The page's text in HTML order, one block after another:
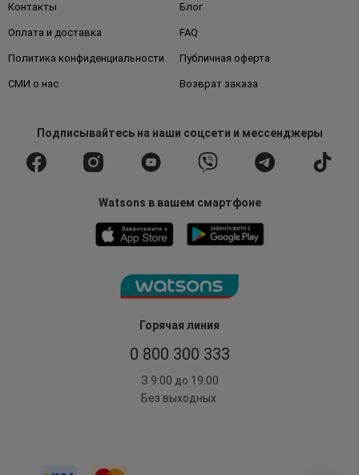
Горячая линия
0 800 300 333
З 9:00 до 19:00
Без выходных
Контакты Блог
Оплата и доставка FAQ
Политика конфиденциальности Публичная оферта
СМИ о нас Возврат заказа
Подписывайтесьна наши соцсети и мессенджеры
Watsons в вашем смартфоне